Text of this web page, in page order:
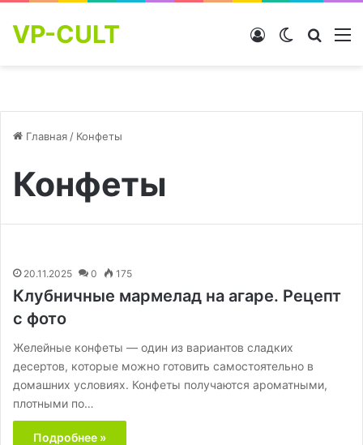
VP-CULT Switch skin
Войти
Главная / Конфеты
Конфеты
20.11.2025 0 175
Клубничные мармелад на агаре. Рецепт
с фото
Желейные конфеты — один из вариантов сладких
десертов, которые можно готовить самостоятельно в
домашних условиях. Конфеты получаются ароматными,
плотными по…
Подробнее »